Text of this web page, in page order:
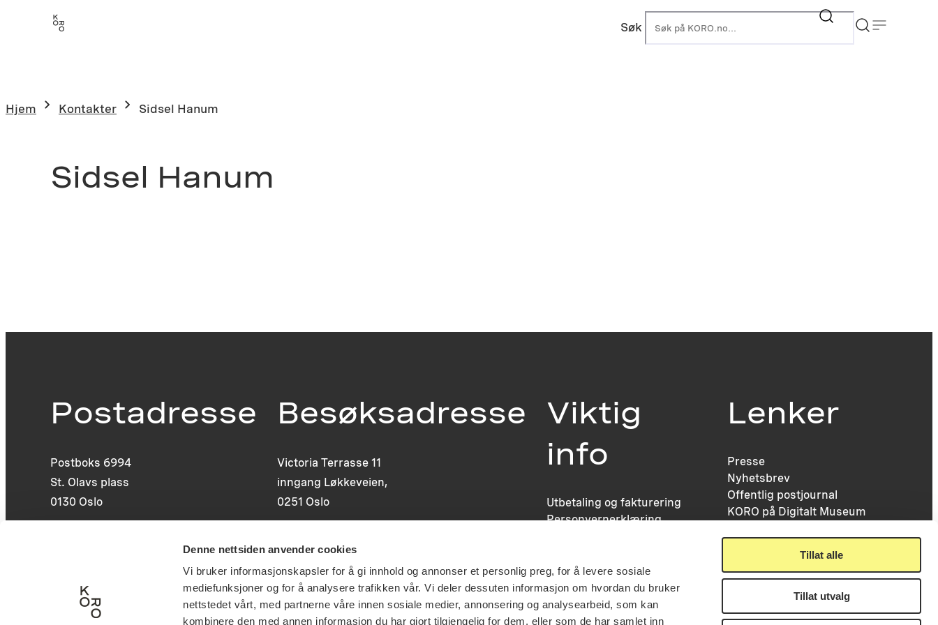
Denne nettsiden anvender cookies
Vi bruker informasjonskapsler for å gi innhold og annonser et personlig preg, for å levere sosiale
mediefunksjoner og for å analysere trafikken vår. Vi deler dessuten informasjon om hvordan du bruker
nettstedet vårt, med partnerne våre innen sosiale medier, annonsering og analysearbeid, som kan
kombinere den med annen informasjon du har gjort tilgjengelig for dem, eller som de har samlet inn
Tillat alle
Tillat utvalg
Søk
Hjem Kontakter Sidsel Hanum
Sidsel Hanum
Postadresse
Postboks 6994
St. Olavs plass
0130 Oslo
Besøksadresse
Victoria Terrasse 11
inngang Løkkeveien,
0251 Oslo
Viktig
info
Utbetaling og fakturering
Personvernerklæring
Last ned logo
Lenker
Presse
Nyhetsbrev
Offentlig postjournal
KORO på Digitalt Museum